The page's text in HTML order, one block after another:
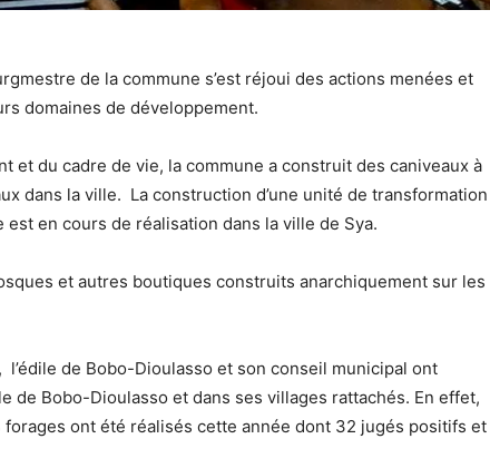
de la commune s’est réjoui des actions menées et
domaines de développement.
et du cadre de vie, la commune a construit des caniveaux à
dans la ville. La construction d’une unité de transformation
en cours de réalisation dans la ville de Sya.
et autres boutiques construits anarchiquement sur les
l’édile de Bobo-Dioulasso et son conseil municipal ont
de Bobo-Dioulasso et dans ses villages rattachés. En effet,
ont été réalisés cette année dont 32 jugés positifs et